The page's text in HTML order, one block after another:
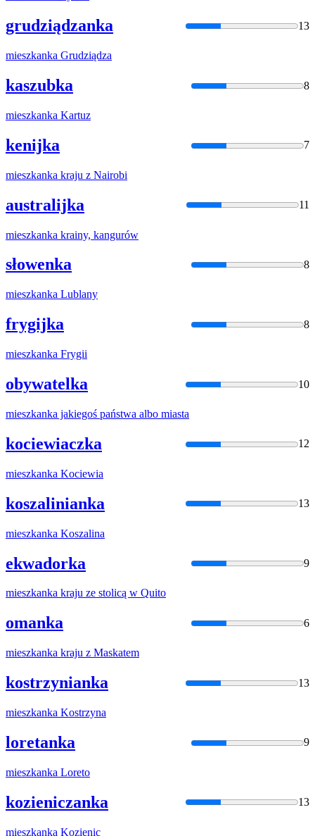
grudziądzanka 13
mieszkanka Grudziądza
kaszubka 8
mieszkanka Kartuz
kenijka 7
mieszkanka kraju z Nairobi
australijka 11
mieszkanka krainy, kangurów
słowenka 8
mieszkanka Lublany
frygijka 8
mieszkanka Frygii
obywatelka 10
mieszkanka jakiegoś państwa albo miasta
kociewiaczka 12
mieszkanka Kociewia
koszalinianka 13
mieszkanka Koszalina
ekwadorka 9
mieszkanka kraju ze stolicą w Quito
omanka 6
mieszkanka kraju z Maskatem
kostrzynianka 13
mieszkanka Kostrzyna
loretanka 9
mieszkanka Loreto
kozieniczanka 13
mieszkanka Kozienic